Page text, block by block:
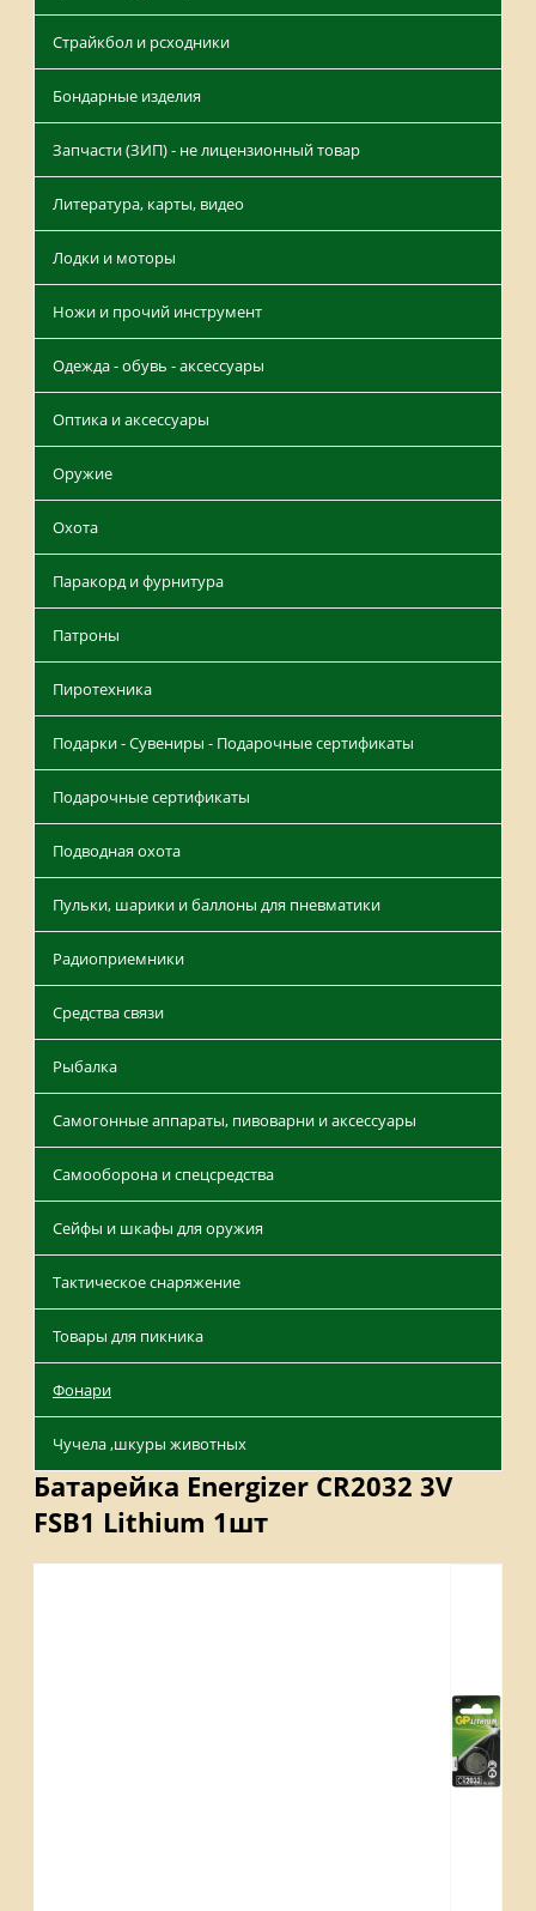
Страйкбол и рсходники
Бондарные изделия
Запчасти (ЗИП) - не лицензионный товар
Литература, карты, видео
Лодки и моторы
Ножи и прочий инструмент
Одежда - обувь - аксессуары
Оптика и аксессуары
Оружие
Охота
Паракорд и фурнитура
Патроны
Пиротехника
Подарки - Сувениры - Подарочные сертификаты
Подарочные сертификаты
Подводная охота
Пульки, шарики и баллоны для пневматики
Радиоприемники
Средства связи
Рыбалка
Самогонные аппараты, пивоварни и аксессуары
Самооборона и спецсредства
Сейфы и шкафы для оружия
Тактическое снаряжение
Товары для пикника
Фонари
Чучела ,шкуры животных
Батарейка Energizer CR2032 3V
FSB1 Lithium 1шт
Описание Отзывы Наличие на складах